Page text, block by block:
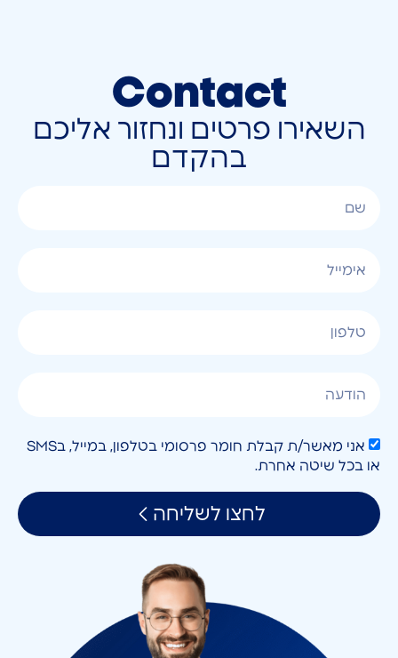
Contact
השאירו פרטים ונחזור אליכם
בהקדם
אני מאשר/ת קבלת חומר פרסומי בטלפון, במייל, בSMS
או בכל שיטה אחרת.
לחצו לשליחה